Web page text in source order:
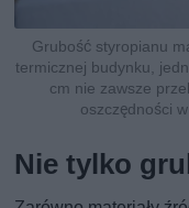
Grubość styropianu
termicznej budynku,
cm nie zawsze
oszczędności
Nie tylko